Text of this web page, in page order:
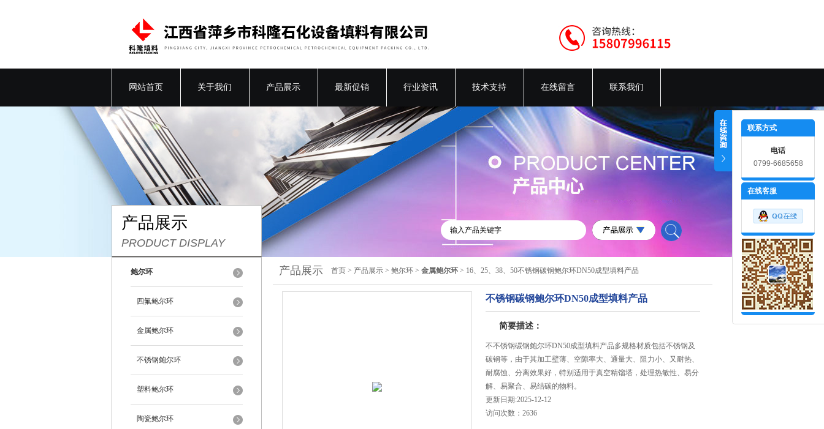
网站首页 关于我们 产品展示 最新促销 行业资讯 技术支持 在线留言 联系我们
产品展示
PRODUCT DISPLAY
鲍尔环
四氟鲍尔环
金属鲍尔环
不锈钢鲍尔环
塑料鲍尔环
陶瓷鲍尔环
产品展示 首页 > 产品展示 > 鲍尔环 > 金属鲍尔环 > 16、25、38、50不锈钢碳钢鲍尔环DN50成型填料产品
不锈钢碳钢鲍尔环DN50成型填料产品
简要描述：
不不锈钢碳钢鲍尔环DN50成型填料产品多规格材质包括不锈钢及
碳钢等，由于其加工壁薄、空隙率大、通量大、阻力小、又耐热、
耐腐蚀、分离效果好，特别适用于真空精馏塔，处理热敏性、易分
解、易聚合、易结碳的物料。
更新日期:2025-12-12
访问次数：2636
联系方式
电话
0799-6685658
在线客服